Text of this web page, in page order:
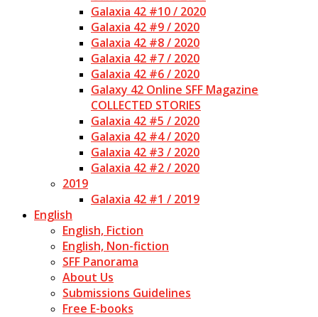
Galaxia 42 #10 / 2020
Galaxia 42 #9 / 2020
Galaxia 42 #8 / 2020
Galaxia 42 #7 / 2020
Galaxia 42 #6 / 2020
Galaxy 42 Online SFF Magazine
COLLECTED STORIES
Galaxia 42 #5 / 2020
Galaxia 42 #4 / 2020
Galaxia 42 #3 / 2020
Galaxia 42 #2 / 2020
2019
Galaxia 42 #1 / 2019
English
English, Fiction
English, Non-fiction
SFF Panorama
About Us
Submissions Guidelines
Free E-books